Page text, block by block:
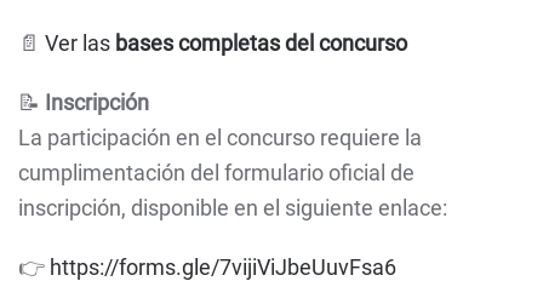
📄 Ver las bases completas del concurso
📝 Inscripción
La participación en el concurso requiere la
cumplimentación del formulario oficial de
inscripción, disponible en el siguiente enlace:
👉 https://forms.gle/7vijiViJbeUuvFsa6